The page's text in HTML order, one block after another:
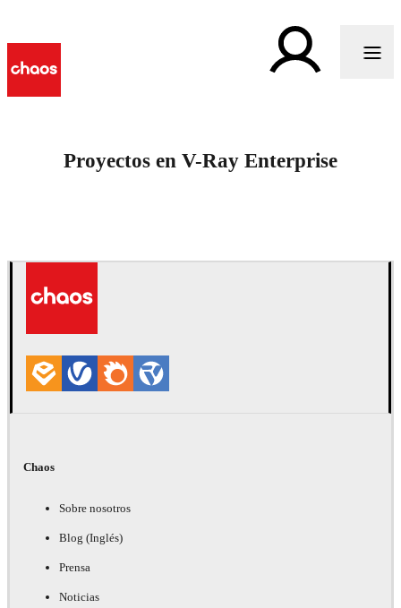
Proyectos en V-Ray Enterprise
Chaos
Sobre nosotros
Blog (Inglés)
Prensa
Noticias